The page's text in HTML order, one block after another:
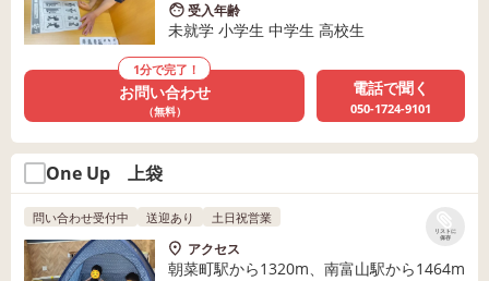
受入年齢
未就学 小学生 中学生 高校生
1分で完了！
お問い合わせ
（無料）
電話で聞く
050-1724-9101
One Up 上袋
リストに
保存
問い合わせ受付中 送迎あり 土日祝営業
アクセス
朝菜町駅から1320m、南富山駅から1464m